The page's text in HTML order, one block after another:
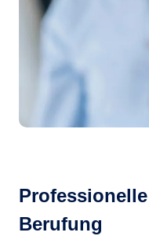
Berufung